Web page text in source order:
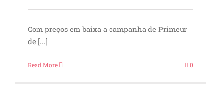
Com preços em baixa a campanha de Primeur
de [...]
Read More 0